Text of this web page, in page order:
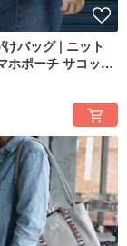
バッグ | ニット
ホポーチ サコッシ